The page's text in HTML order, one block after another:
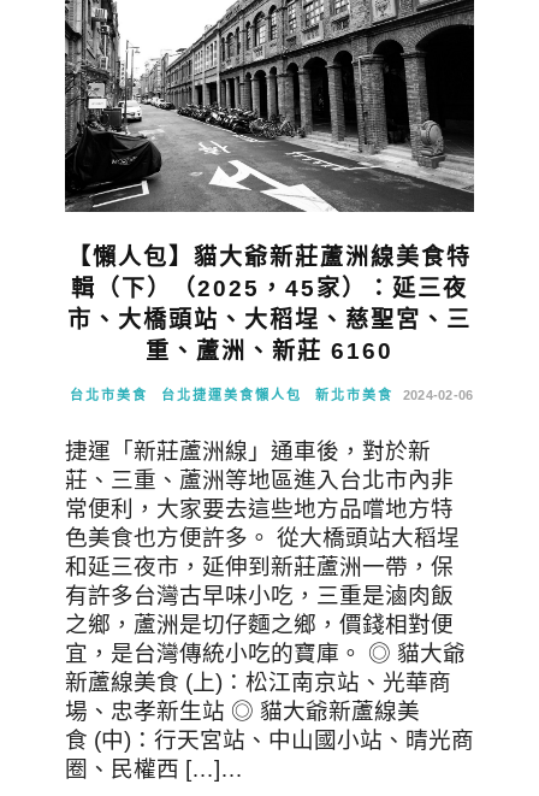
【懶人包】貓大爺新莊蘆洲線美食特
輯（下）（2025，45家）：延三夜
市、大橋頭站、大稻埕、慈聖宮、三
重、蘆洲、新莊 6160
台北市美食 台北捷運美食懶人包 新北市美食 2024-02-06
捷運「新莊蘆洲線」通車後，對於新
莊、三重、蘆洲等地區進入台北市內非
常便利，大家要去這些地方品嚐地方特
色美食也方便許多。 從大橋頭站大稻埕
和延三夜市，延伸到新莊蘆洲一帶，保
有許多台灣古早味小吃，三重是滷肉飯
之鄉，蘆洲是切仔麵之鄉，價錢相對便
宜，是台灣傳統小吃的寶庫。 ◎ 貓大爺
新蘆線美食 (上)：松江南京站、光華商
場、忠孝新生站 ◎ 貓大爺新蘆線美
食 (中)：行天宮站、中山國小站、晴光商
圈、民權西 […]…